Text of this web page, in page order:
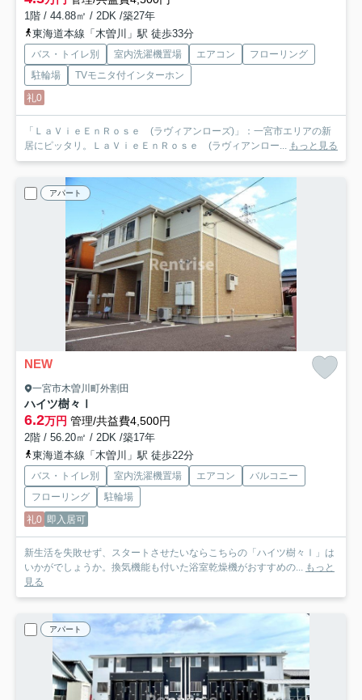
1階 / 44.88㎡ / 2DK /築27年
東海道本線「木曽川」駅 徒歩33分
バス・トイレ別 室内洗濯機置場 エアコン
フローリング
駐輪場
TVモニタ付インターホン
礼0
「ＬａＶｉｅＥｎＲｏｓｅ (ラヴィアンローズ)」：一宮市エリアの新
居にピッタリ。ＬａＶｉｅＥｎＲｏｓｅ (ラヴィアンロー... もっと見る
アパート
NEW
一宮市木曽川町外割田
ハイツ樹々Ⅰ
6.2万円 管理/共益費4,500円
2階 / 56.20㎡ / 2DK /築17年
東海道本線「木曽川」駅 徒歩22分
バス・トイレ別 室内洗濯機置場 エアコン
バルコニー
フローリング
駐輪場
礼0 即入居可
新生活を失敗せず、スタートさせたいならこちらの「ハイツ樹々Ⅰ」は
いかがでしょうか。換気機能も付いた浴室乾燥機がおすすめの... もっと
見る
アパート